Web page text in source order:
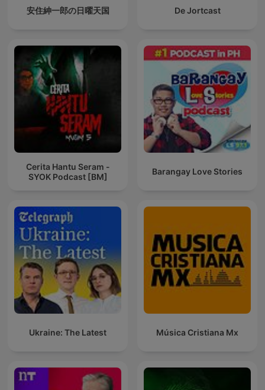
安住紳一郎の日曜天国 De Jortcast
Cerita Hantu Seram -
SYOK Podcast [BM]
Barangay Love Stories
Ukraine: The Latest Música Cristiana Mx